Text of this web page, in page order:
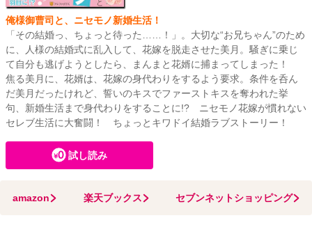
俺様御曹司と、ニセモノ新婚生活！
「その結婚っ、ちょっと待った……！」。大切な“お兄ちゃん”のため
に、人様の結婚式に乱入して、花嫁を脱走させた美月。騒ぎに乗じ
て自分も逃げようとしたら、まんまと花婿に捕まってしまった！
焦る美月に、花婿は、花嫁の身代わりをするよう要求。条件を呑ん
だ美月だったけれど、誓いのキスでファーストキスを奪われた挙
句、新婚生活まで身代わりをすることに!? ニセモノ花嫁が慣れない
セレブ生活に大奮闘！ ちょっとキワドイ結婚ラブストーリー！
試し読み
amazon 楽天ブックス セブンネットショッピング